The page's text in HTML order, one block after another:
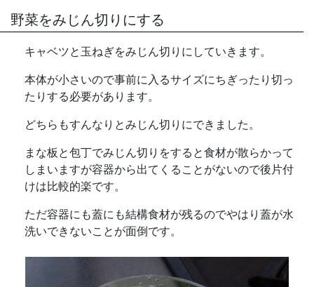
野菜をみじん切りにする
キャベツと玉ねぎをみじん切りにしていきます。
本体が小さいので事前に入るサイズにちぎったり切っ
たりする必要があります。
どちらもすんなりとみじん切りにできました。
まな板と包丁でみじん切りをすると食材が散らかって
しまいますが容器から出てくることがないので後片付
けは比較的楽です。
ただ容器にも蓋にも結構食材が残るのでやはり蓋が水
洗いできないことが面倒です。